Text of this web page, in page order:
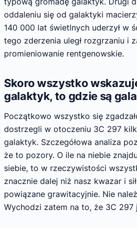
oddaleniu się od galaktyki
140 000 lat świetlnych uderzył w
tego zderzenia uległ rozgrzaniu i
promieniowanie rentgenowskie.
Skoro wszystko
galaktyk, to gdzie są
Początkowo wszystko się
dostrzegli w otoczeniu 3C 297
galaktyk. Szczegółowa analiza
że to pozory. O ile na niebie
siebie, to w rzeczywistości
znacznie dalej niż nasz kwazar i
powiązane grawitacyjnie. Nie
Wychodzi zatem na to, że 3C 297